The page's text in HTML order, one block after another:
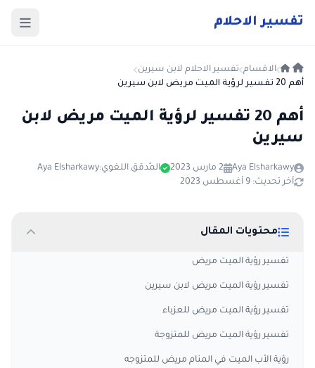
تفسير الاحلام
الاقسام تفسير الاحلام لابن سيرين
أهم 20 تفسير لرؤية الميت مريض لابن سيرين
أهم 20 تفسير لرؤية الميت مريض لابن
سيرين
Aya Elsharkawy 2 مارس 2023 المُدقق اللغوي:Aya Elsharkawy
آخر تحديث: 9 أغسطس 2023
محتويات المقال
تفسير رؤية الميت مريض
تفسير رؤية الميت مريض لابن سيرين
تفسير رؤية الميت مريض للعزباء
تفسير رؤية الميت مريض للمتزوجة
رؤية الأب الميت في المنام مريض للمتزوجه